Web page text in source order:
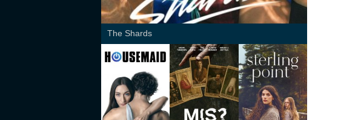
The Shards